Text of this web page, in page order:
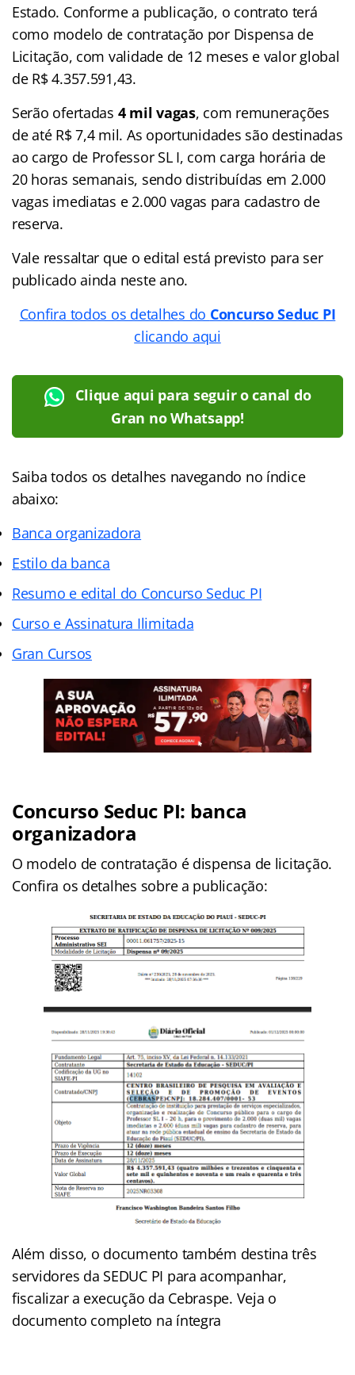
Estado. Conforme a publicação, o contrato terá
como modelo de contratação por Dispensa de
Licitação, com validade de 12 meses e valor global
de R$ 4.357.591,43.
Serão ofertadas 4 mil vagas, com remunerações
de até R$ 7,4 mil. As oportunidades são destinadas
ao cargo de Professor SL I, com carga horária de
20 horas semanais, sendo distribuídas em 2.000
vagas imediatas e 2.000 vagas para cadastro de
reserva.
Vale ressaltar que o edital está previsto para ser
publicado ainda neste ano.
Confira todos os detalhes do Concurso Seduc PI
clicando aqui
Clique aqui para seguir o canal do
Gran no Whatsapp!
Saiba todos os detalhes navegando no índice
abaixo:
Banca organizadora
Estilo da banca
Resumo e edital do Concurso Seduc PI
Curso e Assinatura Ilimitada
Gran Cursos
Concurso Seduc PI: banca
organizadora
O modelo de contratação é dispensa de licitação.
Confira os detalhes sobre a publicação:
Além disso, o documento também destina três
servidores da SEDUC PI para acompanhar,
fiscalizar a execução da Cebraspe. Veja o
documento completo na íntegra